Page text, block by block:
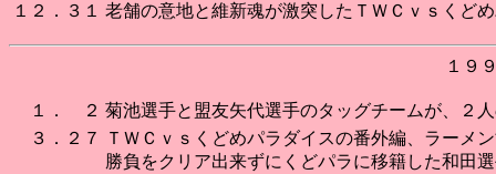
１２．３１
老舗の意地と維新魂が激突したＴＷＣｖｓくど
１９
１． ２ 菊池選手と盟友矢代選手のタッグチームが、２
３．２７
ＴＷＣｖｓくどめパラダイスの番外編、ラーメ
勝負をクリア出来ずにくどパラに移籍した和田